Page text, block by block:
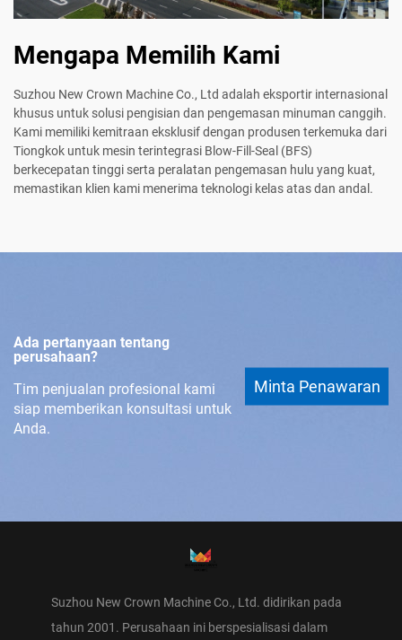
Mengapa Memilih Kami
Suzhou New Crown Machine Co., Ltd adalah eksportir internasional
khusus untuk solusi pengisian dan pengemasan minuman canggih.
Kami memiliki kemitraan eksklusif dengan produsen terkemuka dari
Tiongkok untuk mesin terintegrasi Blow-Fill-Seal (BFS)
berkecepatan tinggi serta peralatan pengemasan hulu yang kuat,
memastikan klien kami menerima teknologi kelas atas dan andal.
Ada pertanyaan tentang
perusahaan?
Tim penjualan profesional kami
siap memberikan konsultasi untuk
Anda.
Minta Penawaran
Suzhou New Crown Machine Co., Ltd. didirikan pada
tahun 2001. Perusahaan ini berspesialisasi dalam